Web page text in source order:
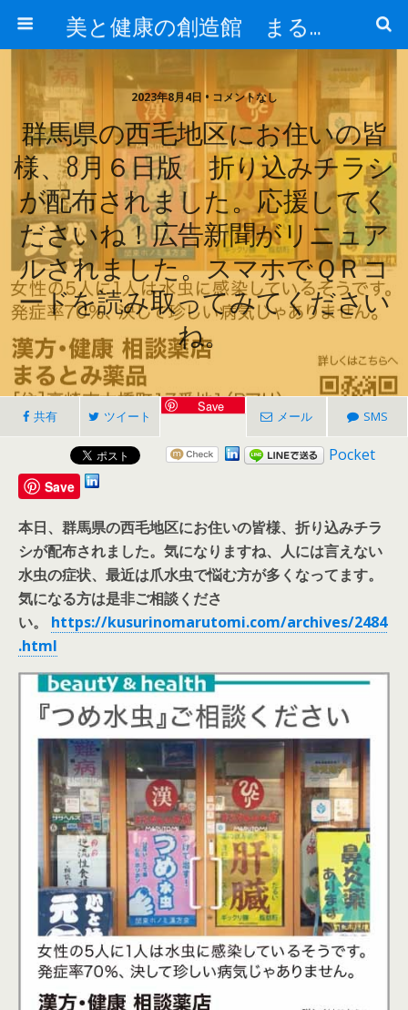
美と健康の創造館 まるとみ薬品 ぐんまの薬屋 芳さんのブログ
2023年8月4日 • コメントなし
群馬県の西毛地区にお住いの皆
様、8月６日版 折り込みチラシ
が配布されました。応援してく
ださいね！広告新聞がリニュア
ルされました。スマホでＱＲコ
ードを読み取ってみてください
ね。
共有 ツイート
Save
メール SMS
Pocket
Save
本日、群馬県の西毛地区にお住いの皆様、折り込みチラ
シが配布されました。気になりますね、人には言えない
水虫の症状、最近は爪水虫で悩む方が多くなってます。
気になる方は是非ご相談くださ
い。 https://kusurinomarutomi.com/archives/2484
.html